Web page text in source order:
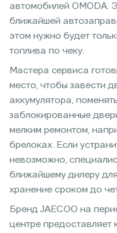
автомобилей OMODA.
ближайшей
этом нужно будет
топлива по чеку.
Мастера сервиса
место, чтобы завести
аккумулятора,
заблокированные
мелким ремонтом,
брелоках. Если
невозможно,
ближайшему дилеру
хранение сроком до
Бренд JAECOO на
центре предоставляет